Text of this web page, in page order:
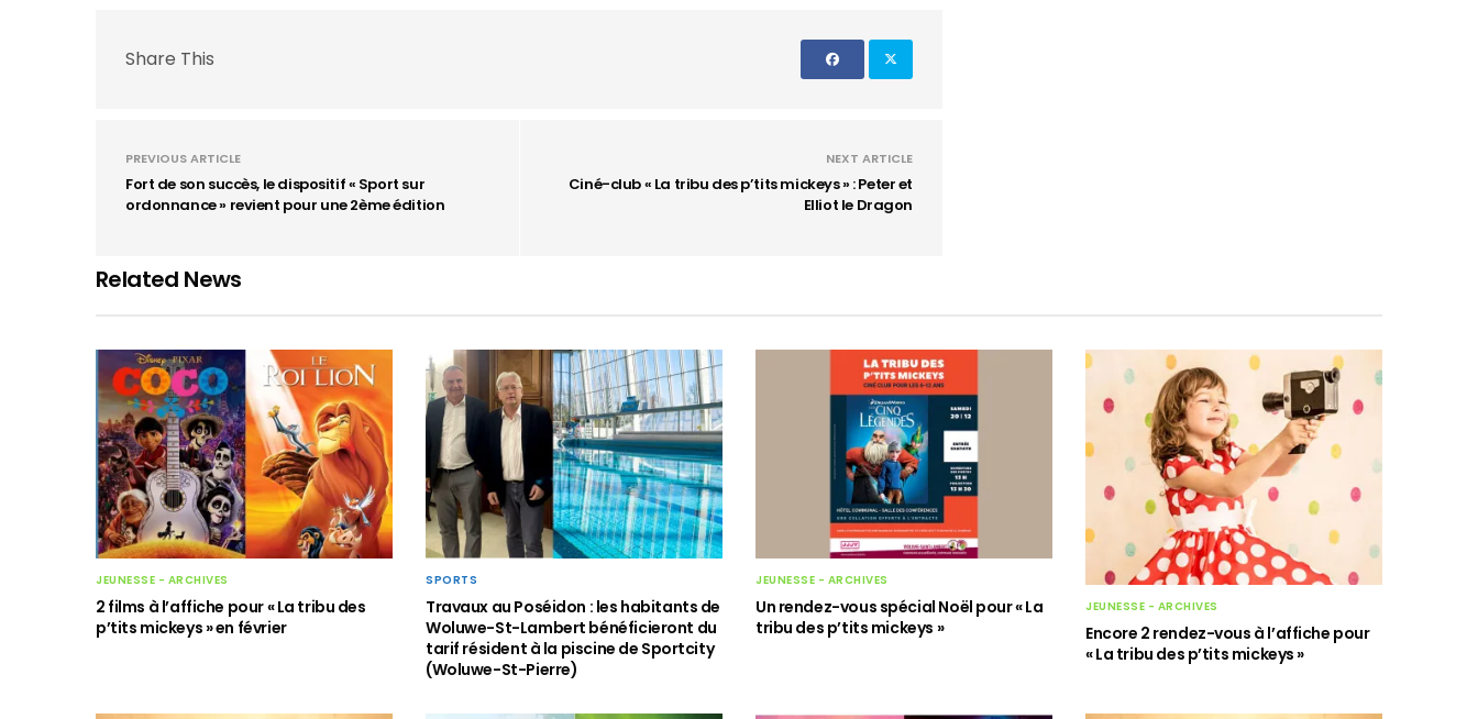
Share This
PREVIOUS ARTICLE
Fort de son succès, le dispositif « Sport sur
ordonnance » revient pour une 2ème édition
NEXT ARTICLE
Ciné-club « La tribu des p’tits mickeys » : Peter et
Elliot le Dragon
Related News
JEUNESSE - ARCHIVES
2 films à l’affiche pour « La tribu des
p’tits mickeys » en février
SPORTS
Travaux au Poséidon : les habitants de
Woluwe-St-Lambert bénéficieront du
tarif résident à la piscine de Sportcity
(Woluwe-St-Pierre)
JEUNESSE - ARCHIVES
Un rendez-vous spécial Noël pour « La
tribu des p’tits mickeys »
JEUNESSE - ARCHIVES
Encore 2 rendez-vous à l’affiche pour
« La tribu des p’tits mickeys »